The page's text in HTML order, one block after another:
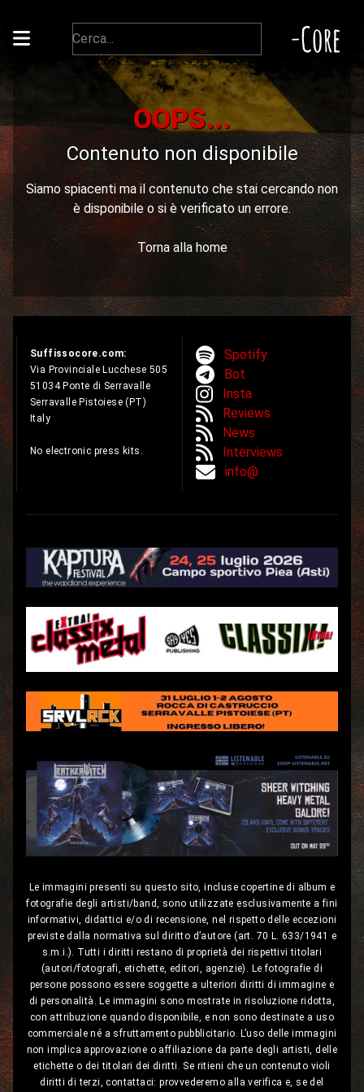
-Core
OOPS...
Contenuto non disponibile
Siamo spiacenti ma il contenuto che stai cercando non
è disponibile o si è verificato un errore.
Torna alla home
Suffissocore.com:
Via Provinciale Lucchese 505
51034 Ponte di Serravalle
Serravalle Pistoiese (PT)
Italy
No electronic press kits.
Spotify
Bot
Insta
Reviews
News
Interviews
info@
Le immagini presenti su questo sito, incluse copertine di album e
fotografie degli artisti/band, sono utilizzate esclusivamente a fini
informativi, didattici e/o di recensione, nel rispetto delle eccezioni
previste dalla normativa sul diritto d’autore (art. 70 L. 633/1941 e
s.m.i.). Tutti i diritti restano di proprietà dei rispettivi titolari
(autori/fotografi, etichette, editori, agenzie). Le fotografie di
persone possono essere soggette a ulteriori diritti di immagine e
di personalità. Le immagini sono mostrate in risoluzione ridotta,
con attribuzione quando disponibile, e non sono destinate a uso
commerciale né a sfruttamento pubblicitario. L’uso delle immagini
non implica approvazione o affiliazione da parte degli artisti, delle
etichette o dei titolari dei diritti. Se ritieni che un contenuto violi
diritti di terzi, contattaci: provvederemo alla verifica e, se del